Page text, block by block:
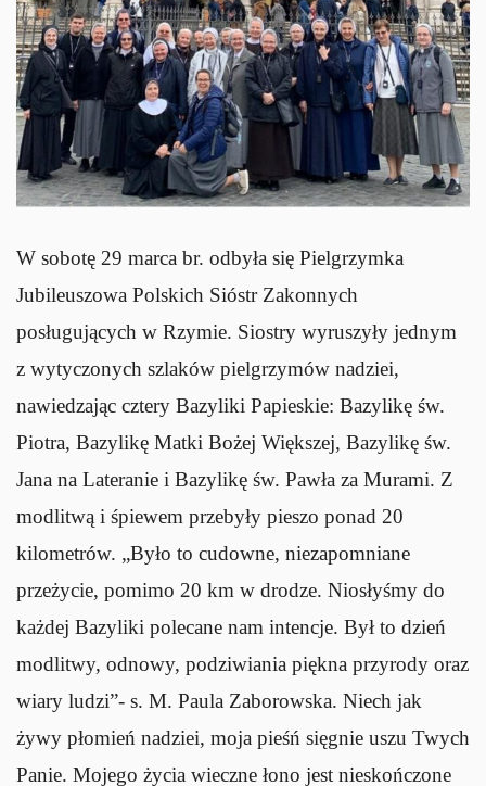
W sobotę 29 marca br. odbyła się Pielgrzymka
Jubileuszowa Polskich Sióstr Zakonnych
posługujących w Rzymie. Siostry wyruszyły jednym
z wytyczonych szlaków pielgrzymów nadziei,
nawiedzając cztery Bazyliki Papieskie: Bazylikę św.
Piotra, Bazylikę Matki Bożej Większej, Bazylikę św.
Jana na Lateranie i Bazylikę św. Pawła za Murami. Z
modlitwą i śpiewem przebyły pieszo ponad 20
kilometrów. „Było to cudowne, niezapomniane
przeżycie, pomimo 20 km w drodze. Niosłyśmy do
każdej Bazyliki polecane nam intencje. Był to dzień
modlitwy, odnowy, podziwiania piękna przyrody oraz
wiary ludzi”- s. M. Paula Zaborowska. Niech jak
żywy płomień nadziei, moja pieśń sięgnie uszu Twych
Panie. Mojego życia wieczne łono jest nieskończone